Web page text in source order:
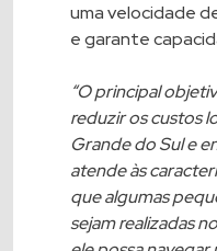
uma velocidade
e garante
“O principal
reduzir os custos
Grande do Sul e
atende às
que algumas
sejam realizadas